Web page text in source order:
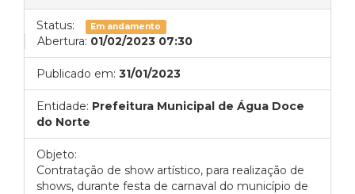
Status: Em andamento
Abertura: 01/02/2023 07:30
Publicado em: 31/01/2023
Entidade: Prefeitura Municipal de Água Doce
do Norte
Objeto:
Contratação de show artístico, para realização de
shows, durante festa de carnaval do município de